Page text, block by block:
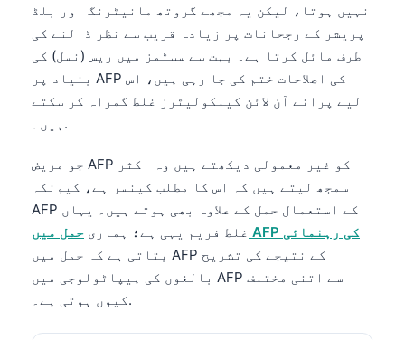
نہیں ہوتا، لیکن یہ مجھے گروتھ مانیٹرنگ اور بلڈ
پریشر کے رجحانات پر زیادہ قریب سے نظر ڈالنے کی
طرف مائل کرتا ہے۔ بہت سے سسٹمز میں ریس (نسل) کی
بنیاد پر AFP کی اصلاحات ختم کی جا رہی ہیں، اس
لیے پرانے آن لائن کیلکولیٹرز غلط گمراہ کر سکتے
ہیں۔.
جو مریض AFP کو غیر معمولی دیکھتے ہیں وہ اکثر
سمجھ لیتے ہیں کہ اس کا مطلب کینسر ہے، کیونکہ
AFP کے استعمال حمل کے علاوہ بھی ہوتے ہیں۔ یہاں
غلط فریم یہی ہے؛ ہماری
حمل میں AFP کی رہنمائی
بتاتی ہے کہ حمل میں AFP کے نتیجے کی تشریح
بالغوں کی ہیپاٹولوجی میں AFP سے اتنی مختلف
کیوں ہوتی ہے۔.
Lietuvių kalba
Polski
한국어
Magyar
বাংলা
मराठी
తెలుగు
தமிழ்